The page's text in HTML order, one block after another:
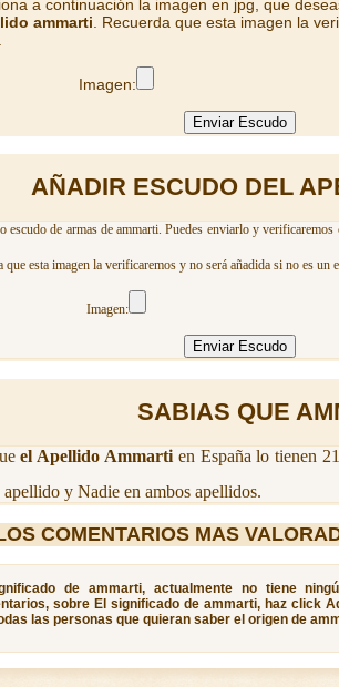
a continuación la imagen en jpg, que
ammarti . Recuerda que esta imagen la
Imagen:
AÑADIR ESCUDO DEL
escudo de armas de ammarti. Puedes enviarlo y
que esta imagen la verificaremos y no será añadida si no es un
Imagen:
SABIAS QUE
el Apellido Ammarti en España lo tienen
y Nadie en ambos apellidos.
COMENTARIOS MAS
de ammarti, actualmente no tiene
sobre El significado de ammarti, haz click
las personas que quieran saber el origen de